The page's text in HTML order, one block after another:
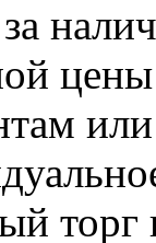
торг